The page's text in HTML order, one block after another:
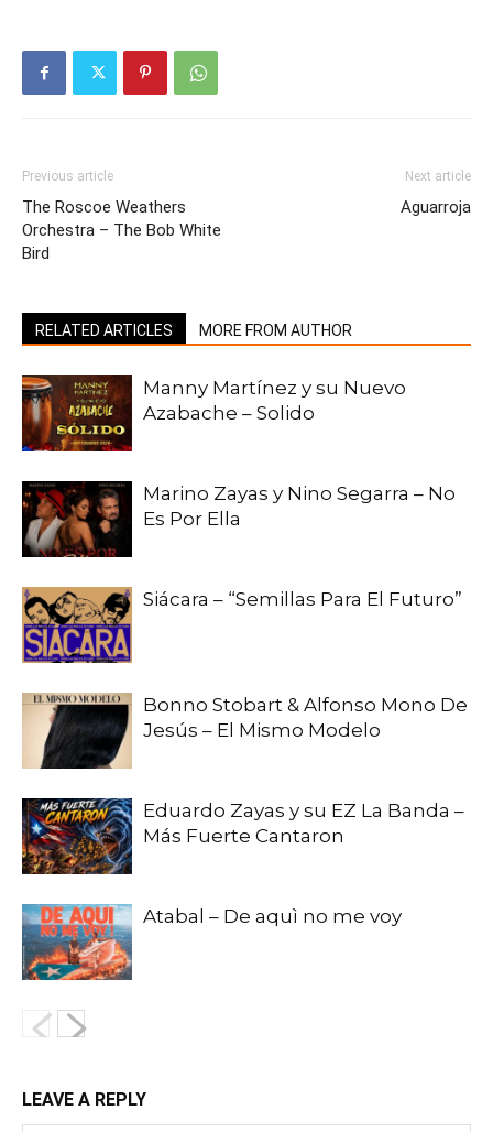
Previous article
The Roscoe Weathers
Orchestra – The Bob White
Bird
Next article
Aguarroja
RELATED ARTICLES MORE FROM AUTHOR
Manny Martínez y su Nuevo
Azabache – Solido
Marino Zayas y Nino Segarra – No
Es Por Ella
Siácara – “Semillas Para El Futuro”
Bonno Stobart & Alfonso Mono De
Jesús – El Mismo Modelo
Eduardo Zayas y su EZ La Banda –
Más Fuerte Cantaron
Atabal – De aquì no me voy
LEAVE A REPLY